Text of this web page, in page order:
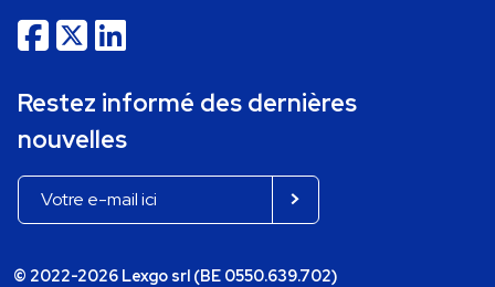
Restez informé des dernières
nouvelles
© 2022-2026 Lexgo srl (BE 0550.639.702)